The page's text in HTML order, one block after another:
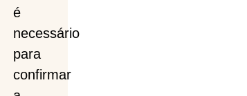
é
necessário
para
confirmar